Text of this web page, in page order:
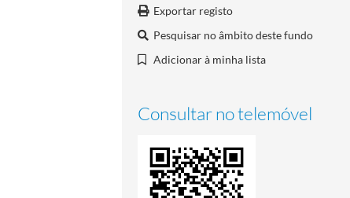
Exportar registo
Pesquisar no âmbito deste fundo
Adicionar à minha lista
Consultar no telemóvel